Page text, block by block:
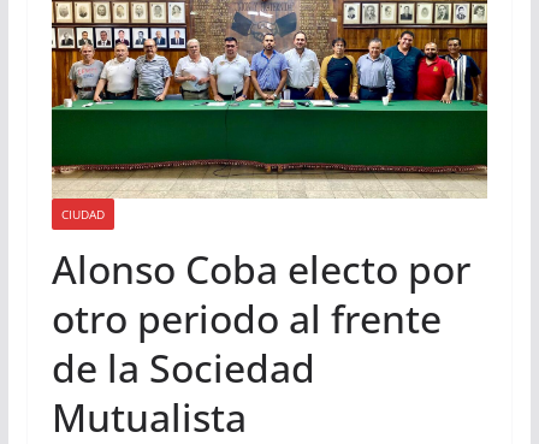
CIUDAD
Alonso Coba electo por
otro periodo al frente
de la Sociedad
Mutualista